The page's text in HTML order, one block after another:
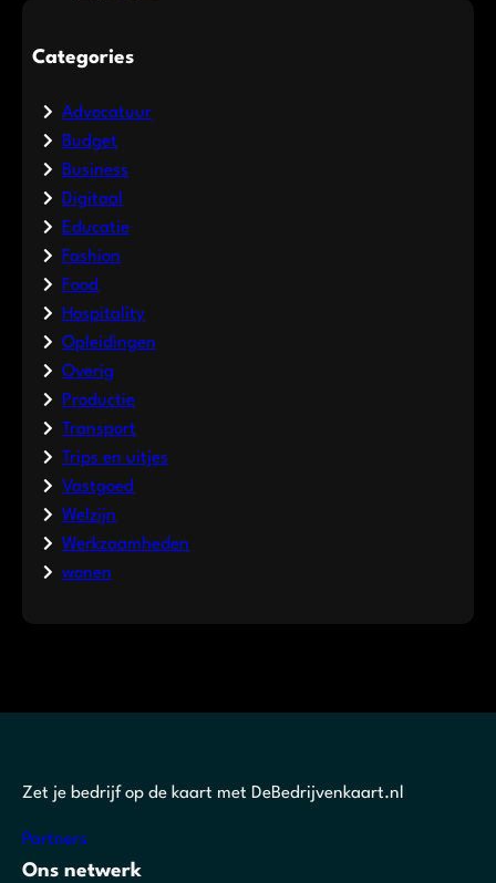
Categories
Advocatuur
Budget
Business
Digitaal
Educatie
Fashion
Food
Hospitality
Opleidingen
Overig
Productie
Transport
Trips en uitjes
Vastgoed
Welzijn
Werkzaamheden
wonen
Zet je bedrijf op de kaart met DeBedrijvenkaart.nl
Partners
Ons netwerk